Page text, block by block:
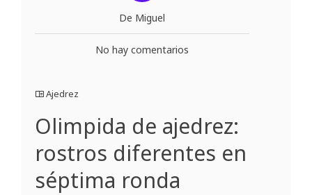
De Miguel
No hay comentarios
Ajedrez
Olimpida de ajedrez:
rostros diferentes en
séptima ronda